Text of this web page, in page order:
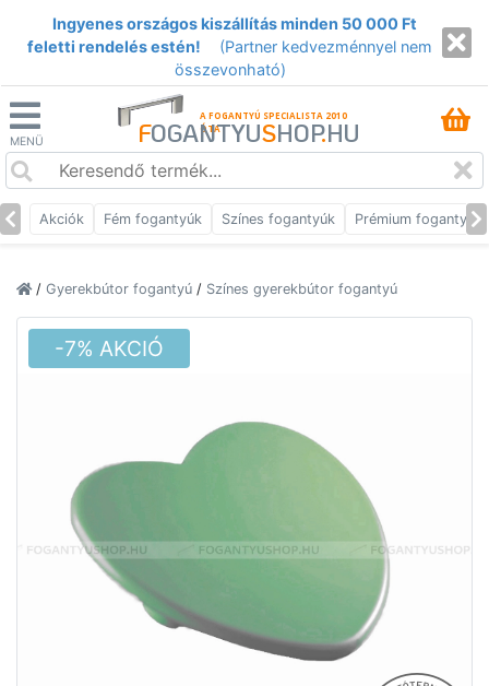
Ingyenes országos kiszállítás minden 50 000 Ft
feletti rendelés estén!
(Partner kedvezménnyel nem
összevonható)
MENÜ
A FOGANTYÚ SPECIALISTA 2010
ÓTA
FOGANTYUSHOP.HU
Akciók Fém fogantyúk Színes fogantyúk Prémium fogantyúk
/ Gyerekbútor fogantyú / Színes gyerekbútor fogantyú
-7% AKCIÓ